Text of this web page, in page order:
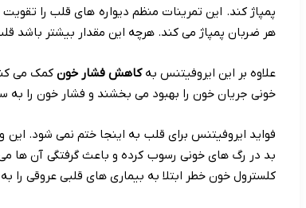
پمپاژ کند. این تمرینات منظم دیواره های قلب را
هر ضربان پمپاژ می کند. هرچه این مقدار بیشتر باشد
علاوه بر این ایروفیتنس بهکاهش فشار خون کمک می
خونی جریان خون را بهبود می بخشند و فشار خون را به
فواید ایروفیتنس برای قلب به اینجا ختم نمی شود.
بد در رگ های خونی رسوب کرده و باعث گرفتگی آن ها
کلسترول خون خطر ابتلا به بیماری های قلبی عروقی